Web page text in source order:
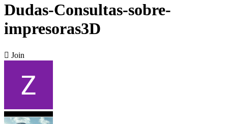
Dudas-Consultas-sobre-
impresoras3D
 Join